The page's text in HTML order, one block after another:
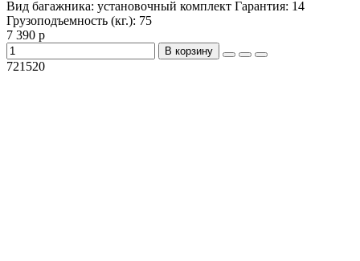
Вид багажника: установочный комплект Гарантия: 14
Грузоподъемность (кг.): 75
7 390 р
В корзину
721520